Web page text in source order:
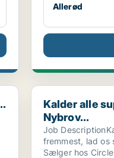
Allerød
Kalder alle
Kalder alle
Nybrov...
Job
fremmest, lad os
Sælger hos